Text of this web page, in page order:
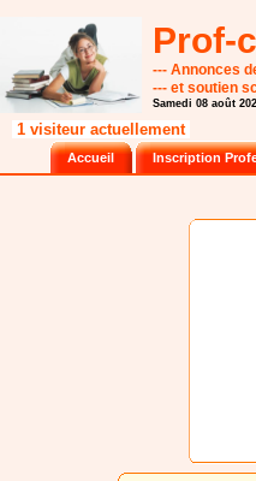
Prof-
--- Annonces
--- et soutien
Samedi 08 août
1 visiteur actuellement
Accueil Inscription